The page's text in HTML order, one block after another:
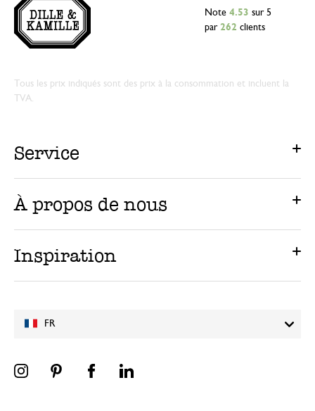
FR
Note 4.53 sur 5
par 262 clients
Tous les prix indiqués sont des prix à la consommation et incluent la
TVA.
Service
À propos de nous
Inspiration